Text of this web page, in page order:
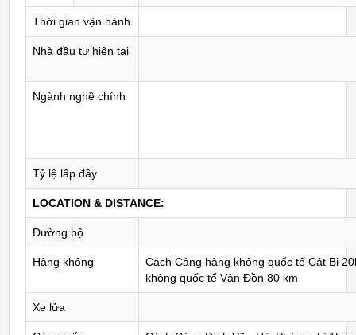
Thời gian vận hành
Nhà đầu tư hiện tại
Ngành nghề chính
Tỷ lệ lấp đầy
LOCATION & DISTANCE:
Đường bộ
Hàng không
Cách Cảng hàng không quốc tế Cát Bi
không quốc tế Vân Đồn 80 km
Xe lửa